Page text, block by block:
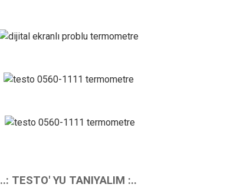
..: TESTO' YU TANIYALIM :..